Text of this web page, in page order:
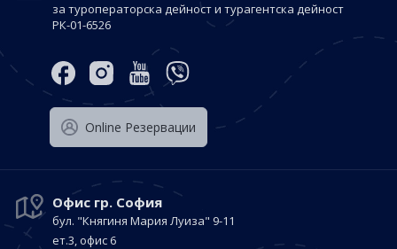
Свържете се с нас
0700 40 200
за туроператорска дейност и турагентска дейност
РК-01-6526
Оnline Резервации
Офис гр. София
бул. "Княгиня Мария Луиза" 9-11
ет.3, офис 6